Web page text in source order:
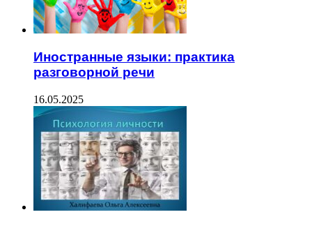
Иностранные языки: практика
разговорной речи
16.05.2025